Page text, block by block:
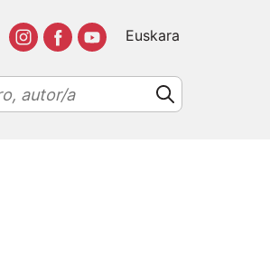
Euskara